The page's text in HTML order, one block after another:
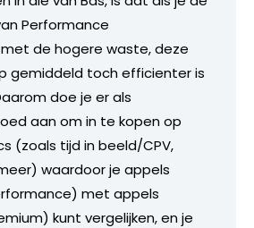
Performance
de hogere waste, deze
gemiddeld toch efficienter is
doe je er als
aan om in te kopen op
(zoals tijd in beeld/CPV,
waardoor je appels
met appels
kunt vergelijken, en je